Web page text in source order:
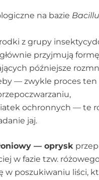
na bazie
z grupy
przyjmują
późniejsze
— zwykle proces ten
ochronnych — te
jaj.
— oprysk
w fazie tzw.
w poszukiwaniu liści,